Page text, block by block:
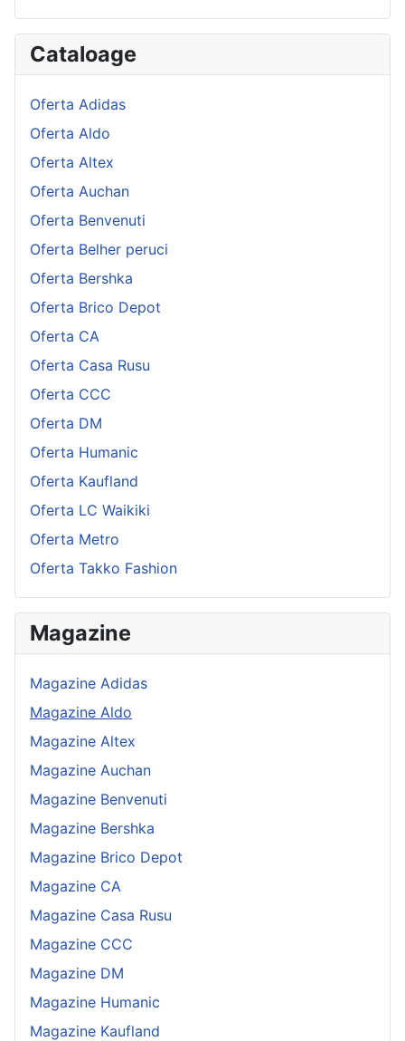
Cataloage
Oferta Adidas
Oferta Aldo
Oferta Altex
Oferta Auchan
Oferta Benvenuti
Oferta Belher peruci
Oferta Bershka
Oferta Brico Depot
Oferta CA
Oferta Casa Rusu
Oferta CCC
Oferta DM
Oferta Humanic
Oferta Kaufland
Oferta LC Waikiki
Oferta Metro
Oferta Takko Fashion
Magazine
Magazine Adidas
Magazine Aldo
Magazine Altex
Magazine Auchan
Magazine Benvenuti
Magazine Bershka
Magazine Brico Depot
Magazine CA
Magazine Casa Rusu
Magazine CCC
Magazine DM
Magazine Humanic
Magazine Kaufland